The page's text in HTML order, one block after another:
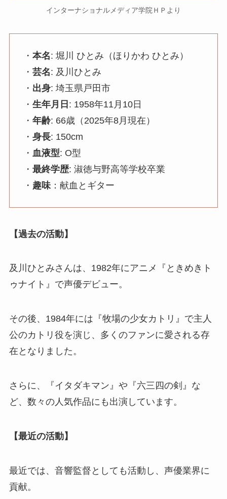
インターナショナルメディア学院ＨＰより
・ 本名: 堀川 ひとみ（ほりかわ ひとみ）
・ 芸名: 及川ひとみ
・ 出身: 埼玉県戸田市
・ 生年月日 : 1958年11月10日
・ 年齢: 66歳（2025年8月現在）
・ 身長: 150cm
・ 血液型: O型
・ 最終学歴: 淑徳与野高等学校卒業
・ 趣味：献血とギター
【過去の活動】
及川ひとみさんは、1982年にアニメ『ときめきト
ゥナイト』で声優デビュー。
その後、1984年には『牧場の少女カトリ』で主人
公のカトリ役を演じ、多くのファンに愛される存
在となりました。
さらに、『イタダキマン』や『六三四の剣』な
ど、数々の人気作品にも出演しています。
【最近の活動】
最近では、音響監督としても活動し、声優業界に
貢献。